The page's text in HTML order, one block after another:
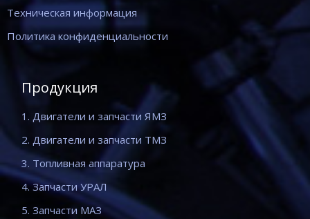
Техническая информация
Политика конфиденциальности
Продукция
1. Двигатели и запчасти ЯМЗ
2. Двигатели и запчасти ТМЗ
3. Топливная аппаратура
4. Запчасти УРАЛ
5. Запчасти МАЗ